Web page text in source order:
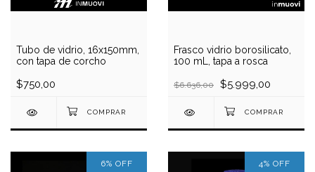
Tubo de vidrio, 16x150mm,
con tapa de corcho
$750,00
Frasco vidrio borosilicato,
100 mL, tapa a rosca
$6.636,00 $5.999,00
6% OFF 4% OFF